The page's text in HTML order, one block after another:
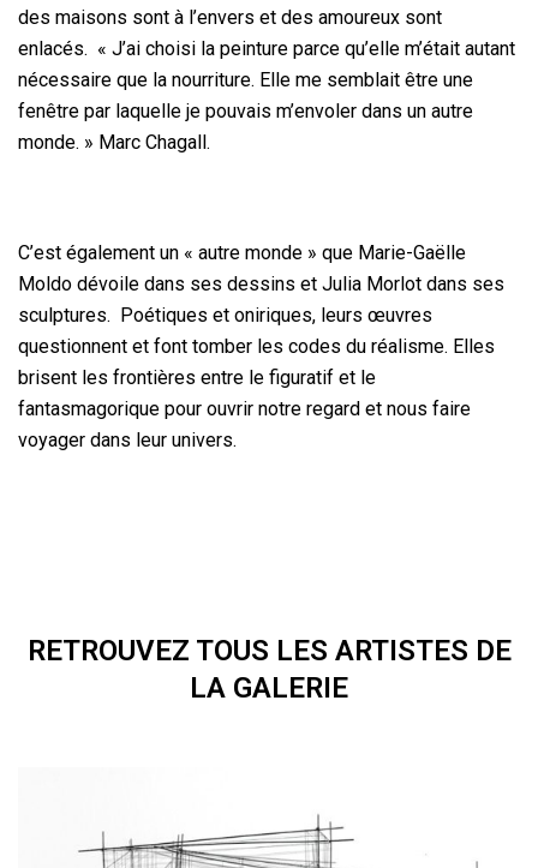
des maisons sont à l’envers et des amoureux sont
enlacés. « J’ai choisi la peinture parce qu’elle m’était autant
nécessaire que la nourriture. Elle me semblait être une
fenêtre par laquelle je pouvais m’envoler dans un autre
monde. » Marc Chagall.
C’est également un « autre monde » que Marie-Gaëlle
Moldo dévoile dans ses dessins et Julia Morlot dans ses
sculptures. Poétiques et oniriques, leurs œuvres
questionnent et font tomber les codes du réalisme. Elles
brisent les frontières entre le figuratif et le
fantasmagorique pour ouvrir notre regard et nous faire
voyager dans leur univers.
RETROUVEZ TOUS LES ARTISTES DE
LA GALERIE